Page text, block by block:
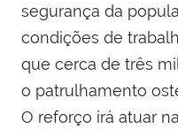
segurança da
condições de
que cerca de três
o patrulhamento
O reforço irá atuar